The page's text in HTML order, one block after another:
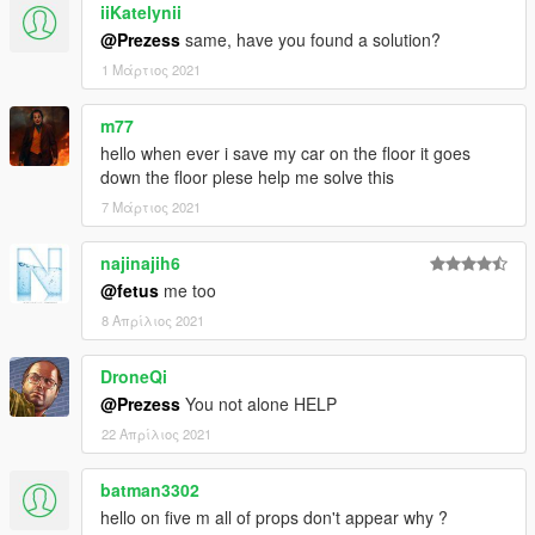
iiKatelynii
@Prezess same, have you found a solution?
1 Μάρτιος 2021
m77
hello when ever i save my car on the floor it goes
down the floor plese help me solve this
7 Μάρτιος 2021
najinajih6
@fetus me too
8 Απρίλιος 2021
DroneQi
@Prezess You not alone HELP
22 Απρίλιος 2021
batman3302
hello on five m all of props don't appear why ?